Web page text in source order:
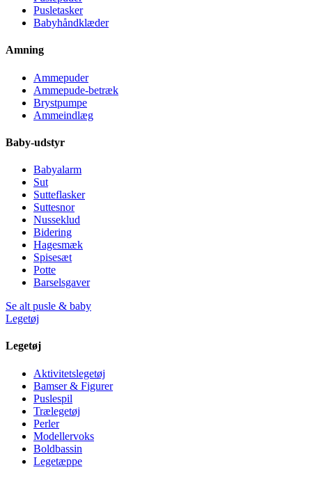
Pusletasker
Babyhåndklæder
Amning
Ammepuder
Ammepude-betræk
Brystpumpe
Ammeindlæg
Baby-udstyr
Babyalarm
Sut
Sutteflasker
Suttesnor
Nusseklud
Bidering
Hagesmæk
Spisesæt
Potte
Barselsgaver
Se alt pusle & baby
Legetøj
Legetøj
Aktivitetslegetøj
Bamser & Figurer
Puslespil
Trælegetøj
Perler
Modellervoks
Boldbassin
Legetæppe